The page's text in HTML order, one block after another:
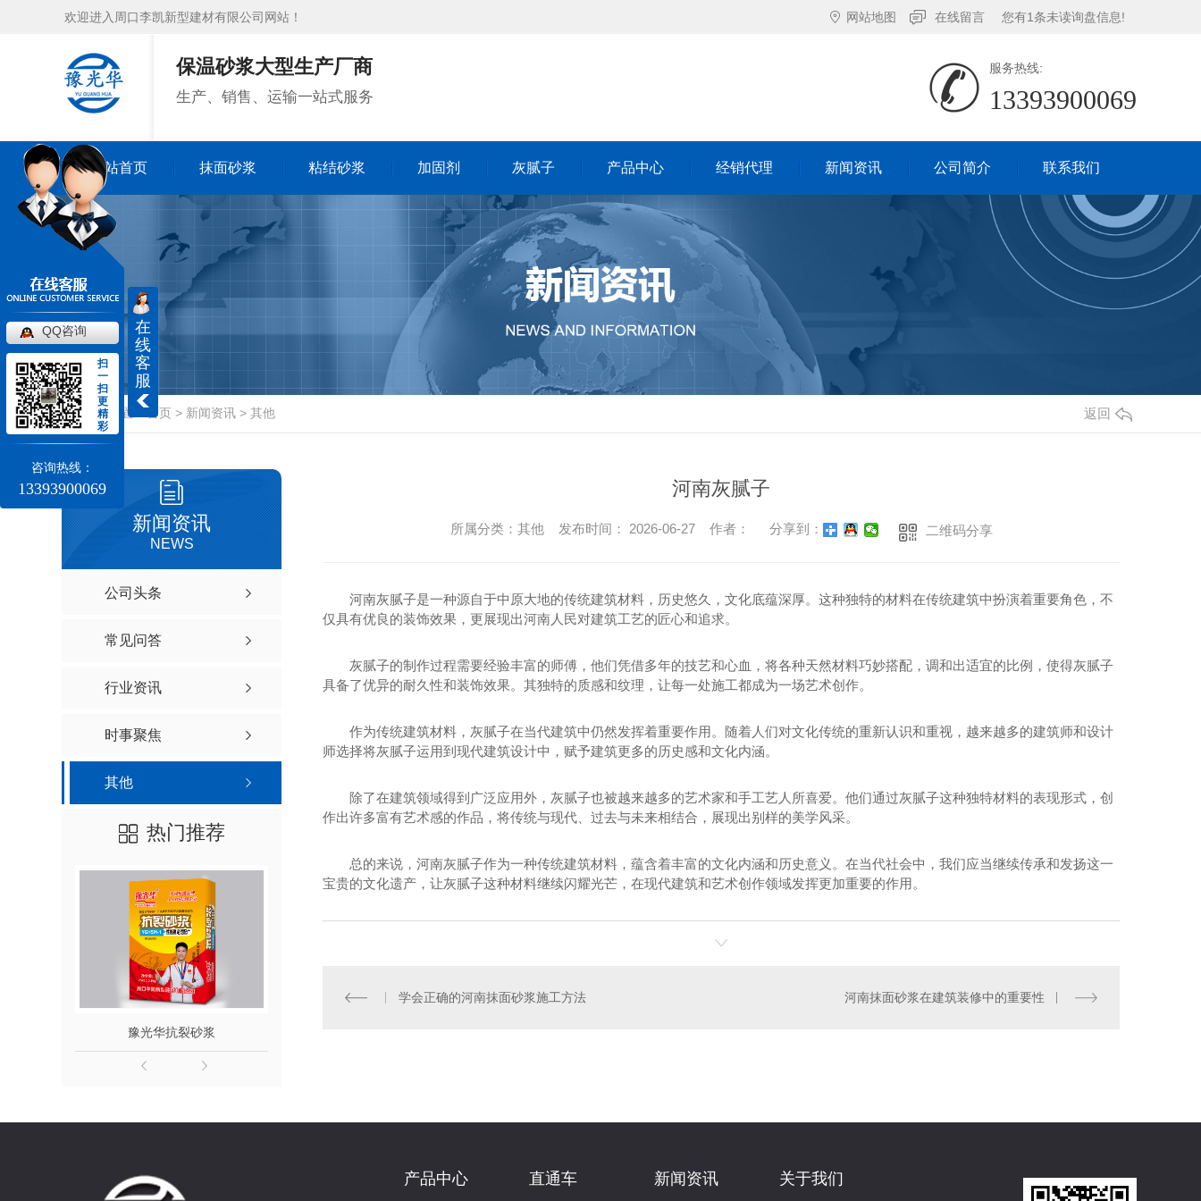
欢迎进入周口李凯新型建材有限公司网站！ 网站地图 在线留言 您有1条未读询盘信息!
保温砂浆大型生产厂商
生产、销售、运输一站式服务
服务热线:
13393900069
网站首页
网站首页 抹面砂浆 粘结砂浆 加固剂 灰腻子 产品中心 经销代理 新闻资讯
公司简介
公司简介
联系我们
联系我们
当前位置： 首页 > 新闻资讯 > 其他 返回
新闻资讯
NEWS
公司头条
常见问答
行业资讯
时事聚焦
其他
热门推荐
豫光华抗裂砂浆
河南灰腻子
所属分类：其他 发布时间： 2026-06-27 作者： 分享到： 二维码分享
河南灰腻子是一种源自于中原大地的传统建筑材料，历史悠久，文化底蕴深厚。这种独特的材料在传统建筑中扮演着重要角色，不
仅具有优良的装饰效果，更展现出河南人民对建筑工艺的匠心和追求。
灰腻子的制作过程需要经验丰富的师傅，他们凭借多年的技艺和心血，将各种天然材料巧妙搭配，调和出适宜的比例，使得灰腻子
具备了优异的耐久性和装饰效果。其独特的质感和纹理，让每一处施工都成为一场艺术创作。
作为传统建筑材料，灰腻子在当代建筑中仍然发挥着重要作用。随着人们对文化传统的重新认识和重视，越来越多的建筑师和设计
师选择将灰腻子运用到现代建筑设计中，赋予建筑更多的历史感和文化内涵。
除了在建筑领域得到广泛应用外，灰腻子也被越来越多的艺术家和手工艺人所喜爱。他们通过灰腻子这种独特材料的表现形式，创
作出许多富有艺术感的作品，将传统与现代、过去与未来相结合，展现出别样的美学风采。
总的来说，河南灰腻子作为一种传统建筑材料，蕴含着丰富的文化内涵和历史意义。在当代社会中，我们应当继续传承和发扬这一
宝贵的文化遗产，让灰腻子这种材料继续闪耀光芒，在现代建筑和艺术创作领域发挥更加重要的作用。
学会正确的河南抹面砂浆施工方法 河南抹面砂浆在建筑装修中的重要性
产品中心 直通车 新闻资讯 关于我们
在
线
客
服
QQ咨询
扫
一
扫
更
精
彩
咨询热线：
13393900069